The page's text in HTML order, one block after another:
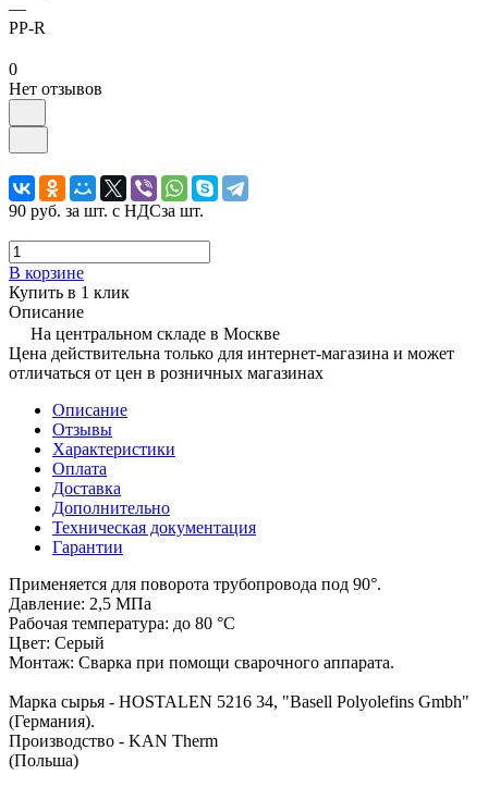
—
PP-R
0
Нет отзывов
90 руб. за шт. с НДСза шт.
В корзине
Купить в 1 клик
Описание
На центральном складе в Москве
Цена действительна только для интернет-магазина и может
отличаться от цен в розничных магазинах
Описание
Отзывы
Характеристики
Оплата
Доставка
Дополнительно
Техническая документация
Гарантии
Применяется для поворота трубопровода под 90°.
Давление: 2,5 МПа
Рабочая температура: до 80 °С
Цвет: Серый
Монтаж: Сварка при помощи сварочного аппарата.
Марка сырья - HOSTALEN 5216 34, "Basell Polyolefins Gmbh"
(Германия).
Производство - KAN Therm
(Польша)